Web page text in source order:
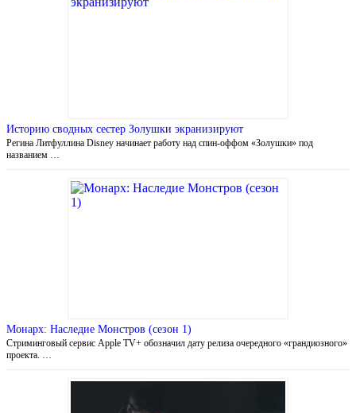
Историю сводных сестер Золушки экранизируют
Регина Литфуллина Disney начинает работу над спин-оффом «Золушки» под
названием …
Монарх: Наследие Монстров (сезон 1)
Стриминговый сервис Apple TV+ обозначил дату релиза очередного «грандиозного»
проекта. …